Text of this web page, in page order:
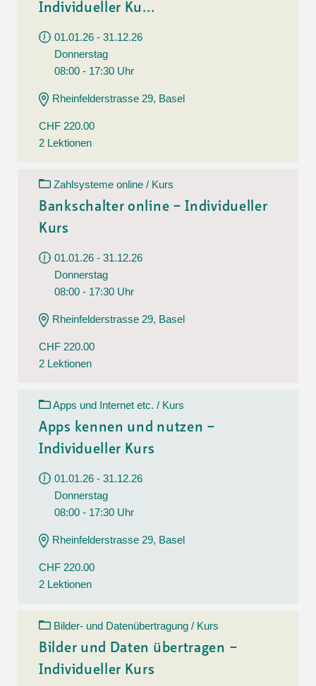
Individueller Ku...
01.01.26 - 31.12.26
Donnerstag
08:00 - 17:30 Uhr
Rheinfelderstrasse 29, Basel
CHF 220.00
2 Lektionen
Zahlsysteme online / Kurs
Bankschalter online – Individueller
Kurs
01.01.26 - 31.12.26
Donnerstag
08:00 - 17:30 Uhr
Rheinfelderstrasse 29, Basel
CHF 220.00
2 Lektionen
Apps und Internet etc. / Kurs
Apps kennen und nutzen –
Individueller Kurs
01.01.26 - 31.12.26
Donnerstag
08:00 - 17:30 Uhr
Rheinfelderstrasse 29, Basel
CHF 220.00
2 Lektionen
Bilder- und Datenübertragung / Kurs
Bilder und Daten übertragen –
Individueller Kurs